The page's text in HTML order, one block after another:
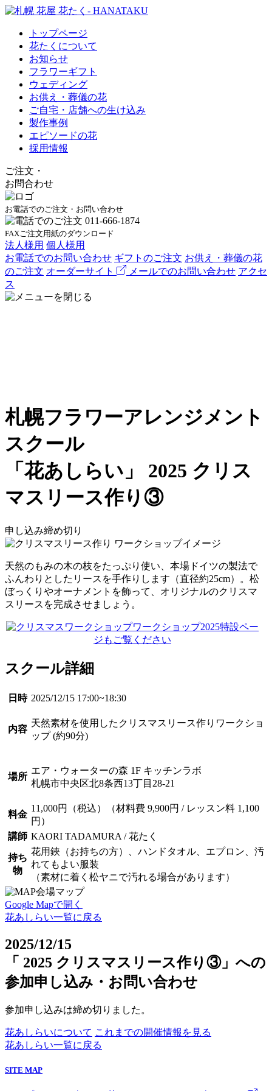
トップページ
花たくについて
お知らせ
フラワーギフト
ウェディング
お供え・葬儀の花
ご自宅・店舗への生け込み
製作事例
エピソードの花
採用情報
ご注文 ・
お問合わせ
お電話でのご注文・お問い合わせ
FAXご注文用紙のダウンロード
法人様用 個人様用
お電話でのお問い合わせ ギフトのご注文 お供え・葬儀の花
のご注文 オーダーサイト メールでのお問い合わせ アクセ
ス
札幌フラワーアレンジメント
スクール
「花あしらい」
2025 クリス
マスリース作り③
申し込み締め切り
天然のもみの木の枝をたっぷり使い、本場ドイツの製法で
ふんわりとしたリースを手作りします（直径約25cm）。松
ぼっくりやオーナメントを飾って、オリジナルのクリスマ
スリースを完成させましょう。
ワークショップ2025特設ペー
ジもご覧ください
スクール詳細
日時 2025/12/15 17:00~18:30
内容
天然素材を使用したクリスマスリース作りワークショ
ップ (約90分)
場所
エア・ウォーターの森 1F キッチンラボ
札幌市中央区北8条西13丁目28-21
料金
11,000円（税込）（材料費 9,900円 / レッスン料 1,100
円）
講師 KAORI TADAMURA / 花たく
持ち
物
花用鋏（お持ちの方）、ハンドタオル、エプロン、汚
れてもよい服装
（素材に着く松ヤニで汚れる場合があります）
会場マップ
Google Mapで開く
花あしらい一覧に戻る
2025/12/15
「 2025 クリスマスリース作り③」への
参加申し込み・お問い合わせ
参加申し込みは締め切りました。
花あしらいについて これまでの開催情報を見る
花あしらい一覧に戻る
SITE MAP